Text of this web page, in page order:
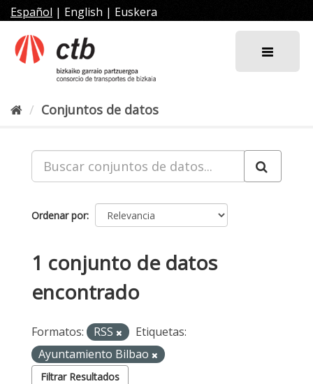
al
contenido
Español | English | Euskera
Conjuntos de datos
Ordenar por
1 conjunto de datos
encontrado
Formatos: RSS
Etiquetas:
Ayuntamiento Bilbao
Filtrar Resultados